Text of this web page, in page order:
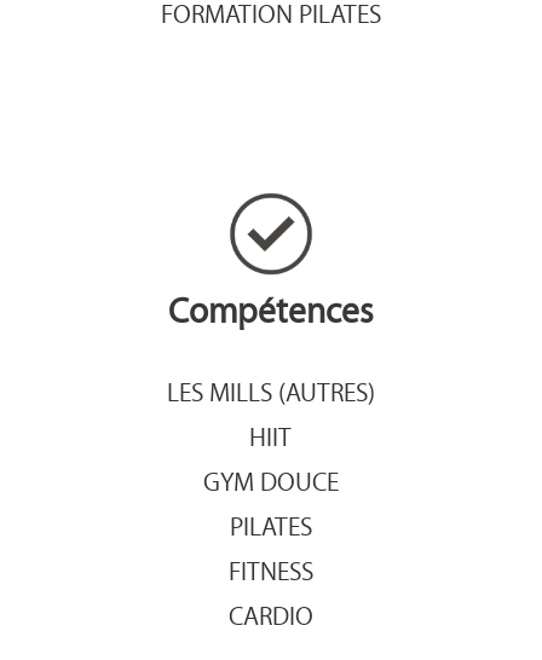
FORMATION PILATES
Compétences
LES MILLS (AUTRES)
HIIT
GYM DOUCE
PILATES
FITNESS
CARDIO